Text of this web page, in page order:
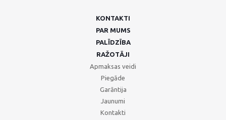
KONTAKTI
PAR MUMS
PALĪDZĪBA
RAŽOTĀJI
Apmaksas veidi
Piegāde
Garāntija
Jaunumi
Kontakti